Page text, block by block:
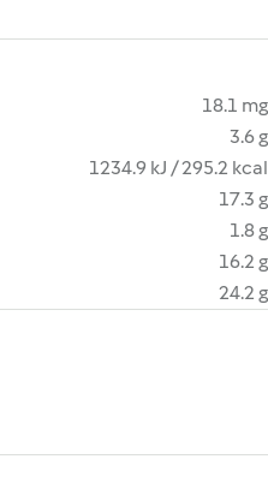
18.1 mg
3.6 g
1234.9 kJ / 295.2 kcal
17.3 g
1.8 g
16.2 g
24.2 g